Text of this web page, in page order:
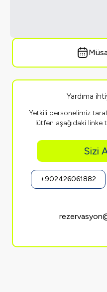
Yardıma
Yetkili personelimiz
lütfen aşağıdaki linke
Sizi
+902426061882